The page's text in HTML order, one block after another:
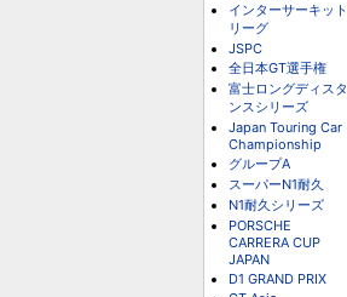
インターサーキット
リーグ
JSPC
全日本GT選手権
富士ロングディスタ
ンスシリーズ
Japan Touring Car
Championship
グループA
スーパーN1耐久
N1耐久シリーズ
PORSCHE
CARRERA CUP
JAPAN
D1 GRAND PRIX